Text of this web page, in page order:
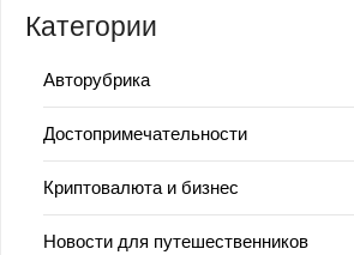
Категории
Авторубрика
Достопримечательности
Криптовалюта и бизнес
Новости для путешественников